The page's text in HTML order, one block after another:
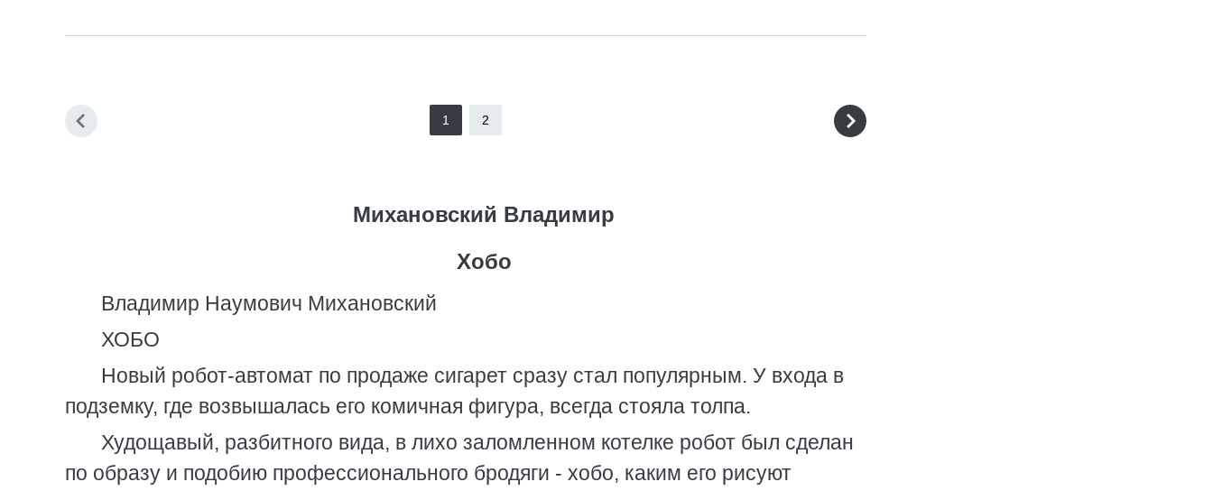
1 2
Михановский Владимир
Хобо
Владимир Наумович Михановский
ХОБО
Новый робот-автомат по продаже сигарет сразу стал популярным. У входа в
подземку, где возвышалась его комичная фигура, всегда стояла толпа.
Худощавый, разбитного вида, в лихо заломленном котелке робот был сделан
по образу и подобию профессионального бродяги - хобо, каким его рисуют